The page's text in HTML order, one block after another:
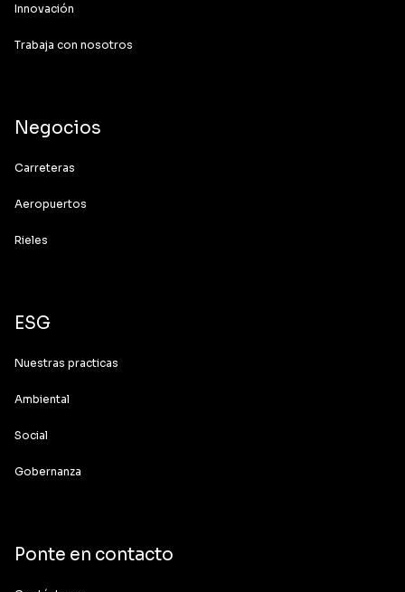
Innovación
Trabaja con nosotros
Negocios
Carreteras
Aeropuertos
Rieles
ESG
Nuestras practicas
Ambiental
Social
Gobernanza
Ponte en contacto